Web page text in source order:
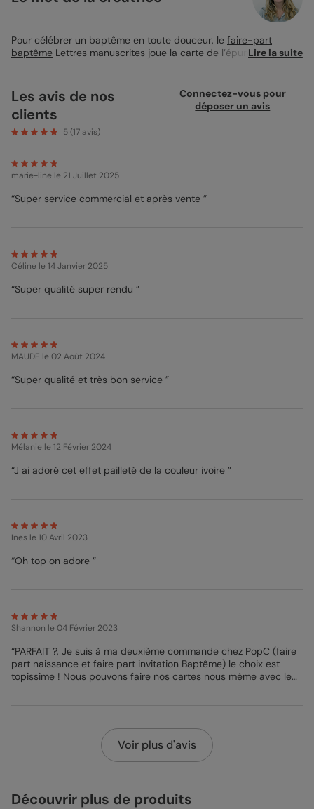
Pour célébrer un baptême en toute douceur, le faire-part
baptême Lettres manuscrites joue la carte de l’épure. Son
photo permettent d’ajouter une touche personnelle, entre
complicité familiale et souvenirs partagés. Idéalement imprimé
sur papier nacré irisé, il s’accorde avec une enveloppe assortie
pour un rendu lumineux et sobre. À personnaliser selon vos
Lire la suite
Les avis de nos
clients
5(17 avis)
Connectez-vous pour
déposer un avis
marie-line le 21 Juillet 2025
“Super service commercial et après vente ”
Céline le 14 Janvier 2025
“Super qualité super rendu ”
MAUDE le 02 Août 2024
“Super qualité et très bon service ”
Mélanie le 12 Février 2024
“J ai adoré cet effet pailleté de la couleur ivoire ”
Ines le 10 Avril 2023
“Oh top on adore ”
Shannon le 04 Février 2023
“PARFAIT ?, Je suis à ma deuxième commande chez PopC (faire
part naissance et faire part invitation Baptême) le choix est
topissime ! Nous pouvons faire nos cartes nous même avec le
le fait de pouvoir choisir les couleurs et tout je trouve que c'est
génial car c'est à notre goût et personnalisé du début à la fin !
De plus ils sont un service client qui est chouette car répond
aussitôt dans la journée qu'on envoie le mail. MERCI BEAUCOUP
Voir plus d'avis
Découvrir plus de produits